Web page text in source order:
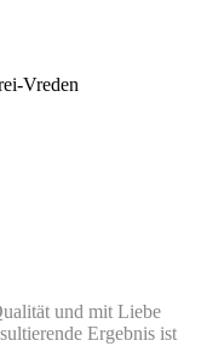
und mit Liebe
Ergebnis ist